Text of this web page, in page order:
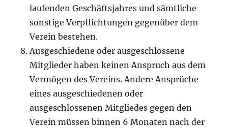
laufenden Geschäftsjahres und sämtliche
sonstige Verpflichtungen gegenüber dem
Verein bestehen.
Ausgeschiedene oder ausgeschlossene
Mitglieder haben keinen Anspruch aus dem
Vermögen des Vereins. Andere Ansprüche
eines ausgeschiedenen oder
ausgeschlossenen Mitgliedes gegen den
Verein müssen binnen 6 Monaten nach der